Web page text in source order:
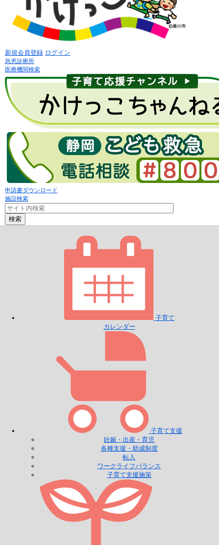
新規会員登録 ログイン
急患診療所
医療機関検索
申請書ダウンロード
施設検索
検索
子育て
カレンダー
子育て支援
妊娠・出産・育児
各種支援・助成制度
転入
ワークライフバランス
子育て支援施策